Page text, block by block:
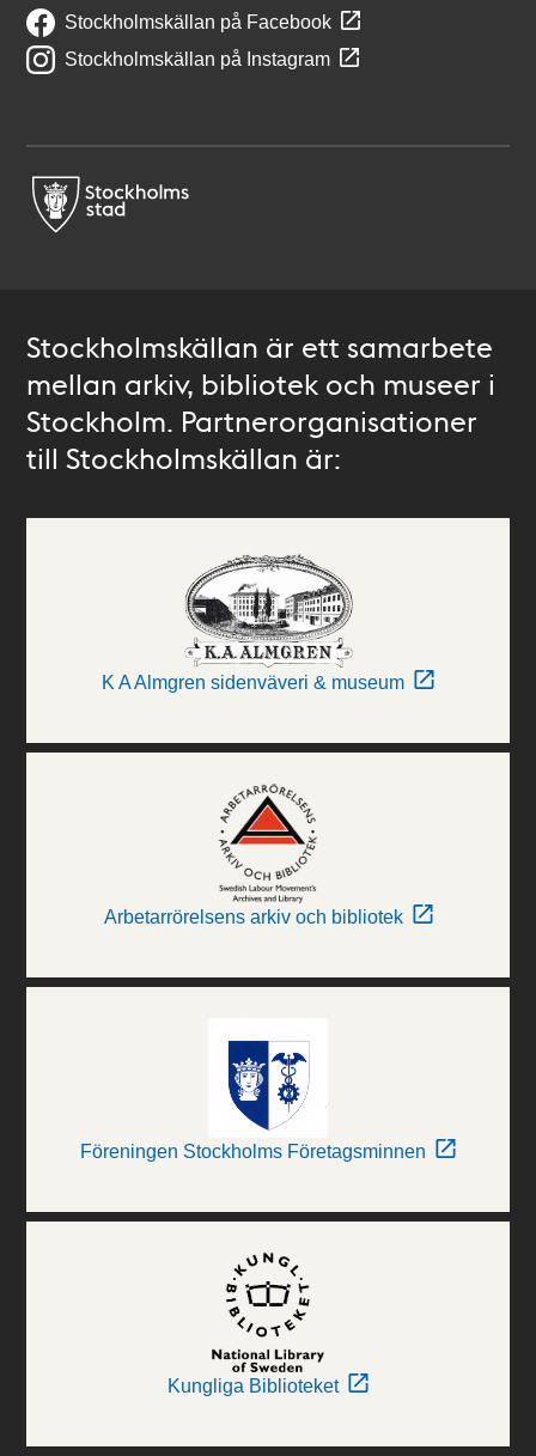
Stockholmskällan på Facebook
Stockholmskällan på Instagram
Stockholmskällan är ett samarbete
mellan arkiv, bibliotek och museer i
Stockholm. Partnerorganisationer
till Stockholmskällan är:
K A Almgren sidenväveri & museum
Arbetarrörelsens arkiv och bibliotek
Föreningen Stockholms Företagsminnen
Kungliga Biblioteket